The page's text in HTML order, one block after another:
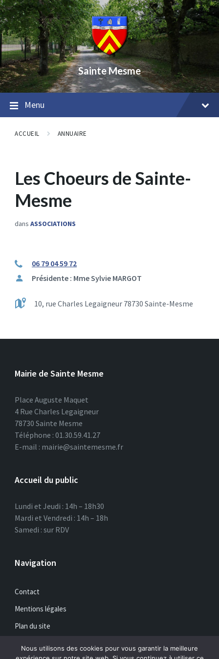
Skip
to
content
Skip
to
main
navigation
Skip
to
footer
Sainte Mesme
Menu
ACCUEIL ANNUAIRE
Les Choeurs de Sainte-
Mesme
dans ASSOCIATIONS
06 79 04 59 72
Présidente : Mme Sylvie MARGOT
10, rue Charles Legaigneur 78730 Sainte-Mesme
Mairie de Sainte Mesme
Place Auguste Maquet
4 Rue Charles Legaigneur
78730 Sainte Mesme
Téléphone : 01.30.59.41.27
E-mail : mairie@saintemesme.fr
Accueil du public
Lundi et Jeudi : 14h – 18h30
Mardi et Vendredi : 14h – 18h
Samedi : sur RDV
Navigation
Contact
Mentions légales
Plan du site
Nous utilisons des cookies pour vous garantir la meilleure